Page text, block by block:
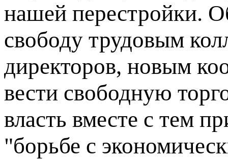
нашей перестройки.
свободу трудовым
директоров, новым
вести свободную
власть вместе с тем
"борьбе с